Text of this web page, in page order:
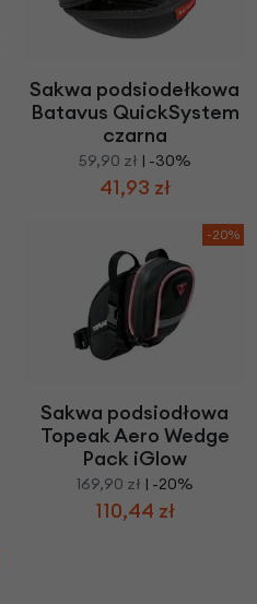
Sakwa podsiodełkowa
Batavus QuickSystem
czarna
59,90 zł | -30%
41,93 zł
-20%
Sakwa podsiodłowa
Topeak Aero Wedge
Pack iGlow
169,90 zł | -20%
110,44 zł